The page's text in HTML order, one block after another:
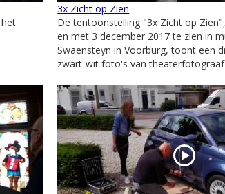
3x Zicht op Zien
De tentoonstelling "3x Zicht op
en met 3 december 2017 te zien in
Swaensteyn in Voorburg, toont een
zwart-wit foto's van theaterfotograaf